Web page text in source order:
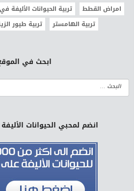
امراض القطط
تربية الحيوانات الأليفة
تربية الهامستر
تربية طيور
ابحث في
انضم لمحبي الحيوانات